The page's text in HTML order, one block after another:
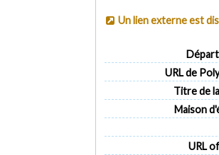
Un lien externe est
URL de
Titre de
Maison
URL